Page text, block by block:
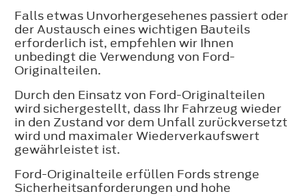
Falls etwas Unvorhergesehenes passiert oder
der Austausch eines wichtigen Bauteils
erforderlich ist, empfehlen wir Ihnen
unbedingt die Verwendung von Ford-
Originalteilen.
Durch den Einsatz von Ford-Originalteilen
wird sichergestellt, dass Ihr Fahrzeug wieder
in den Zustand vor dem Unfall zurückversetzt
wird und maximaler Wiederverkaufswert
gewährleistet ist.
Ford-Originalteile erfüllen Fords strenge
Sicherheitsanforderungen und hohe